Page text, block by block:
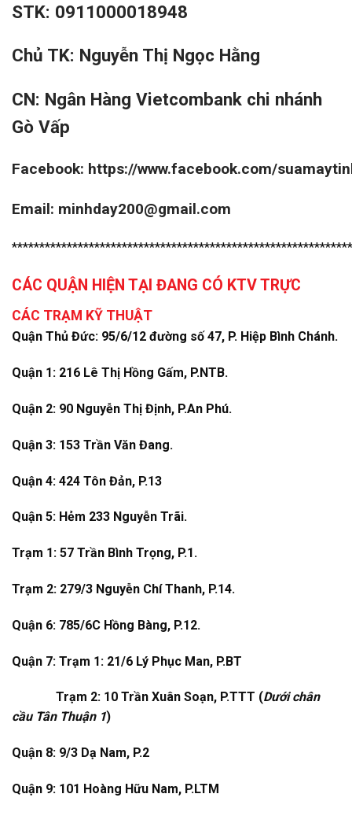
STK: 0911000018948
Chủ TK: Nguyễn Thị Ngọc Hằng
CN: Ngân Hàng Vietcombank chi nhánh
Gò Vấp
Facebook: https://www.facebook.com/
Email: minhday200@gmail.com
CÁC QUẬN HIỆN TẠI ĐANG CÓ KTV TRỰC
CÁC TRẠM KỸ THUẬT
Quận Thủ Đức: 95/6/12 đường số 47, P. Hiệp Bình Chánh.
Quận 1: 216 Lê Thị Hồng Gấm, P.NTB.
Quận 2: 90 Nguyễn Thị Định, P.An Phú.
Quận 3: 153 Trần Văn Đang.
Quận 4: 424 Tôn Đản, P.13
Quận 5: Hẻm 233 Nguyễn Trãi.
Trạm 1: 57 Trần Bình Trọng, P.1.
Trạm 2: 279/3 Nguyễn Chí Thanh, P.14.
Quận 6: 785/6C Hồng Bàng, P.12.
Quận 7: Trạm 1: 21/6 Lý Phục Man, P.BT
Trạm 2: 10 Trần Xuân Soạn, P.TTT (Dưới chân
cầu Tân Thuận 1)
Quận 8: 9/3 Dạ Nam, P.2
Quận 9: 101 Hoàng Hữu Nam, P.LTM